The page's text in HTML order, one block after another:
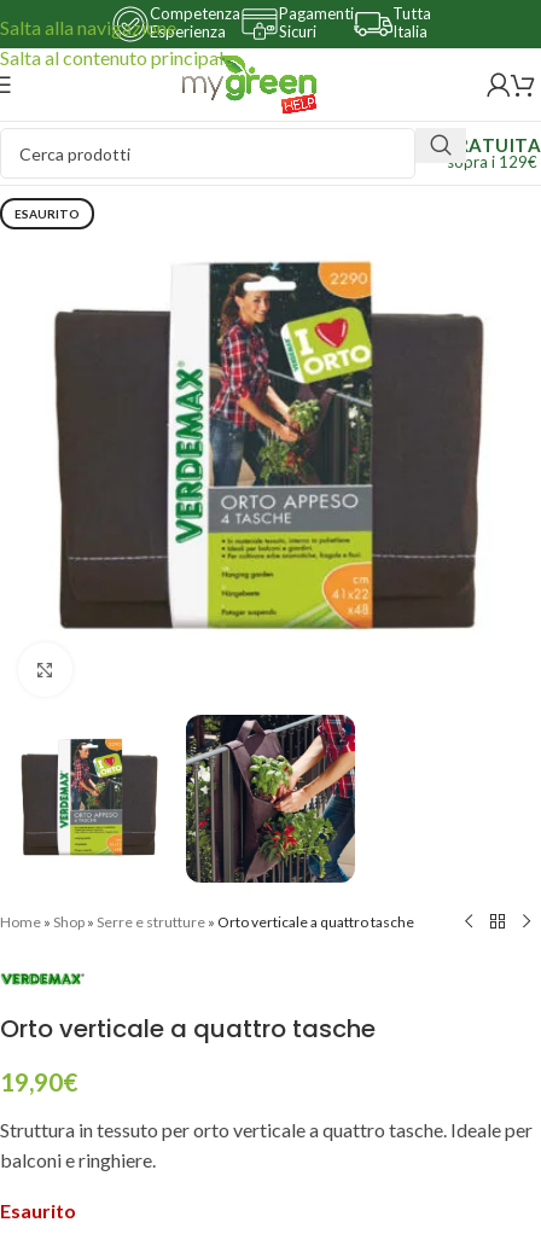
Salta alla navigazione
Salta al contenuto principale
Competenza
Esperienza
Pagamenti
Sicuri
Tutta
Italia
GRATUITA
sopra i 129€
ESAURITO
Home » Shop » Serre e strutture » Orto verticale a quattro tasche
Orto verticale a quattro tasche
19,90€
Struttura in tessuto per orto verticale a quattro tasche. Ideale per
balconi e ringhiere.
Esaurito